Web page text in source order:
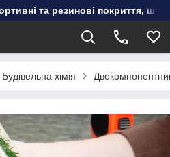
та резинові покриття,
Будівельна хімія